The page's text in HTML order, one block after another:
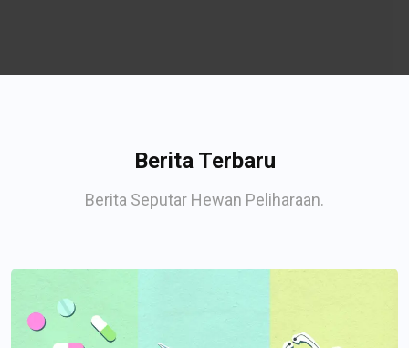
Berita Terbaru
Berita Seputar Hewan Peliharaan.